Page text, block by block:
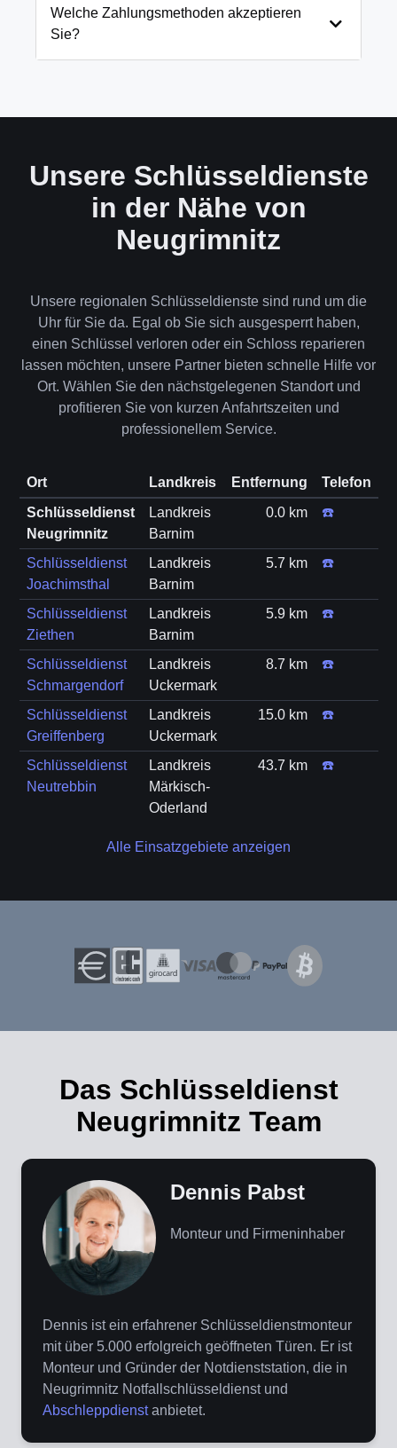
und öffnen Ihre Tür in 99% der Fälle
zerstörungsfrei. Nur in absoluten Ausnahmefällen,
Welche Zahlungsmethoden akzeptieren
Sie?
Unsere Schlüsseldienste
in der Nähe von
Neugrimnitz
Unsere regionalen Schlüsseldienste sind rund um die
Uhr für Sie da. Egal ob Sie sich ausgesperrt haben,
einen Schlüssel verloren oder ein Schloss reparieren
lassen möchten, unsere Partner bieten schnelle Hilfe vor
Ort. Wählen Sie den nächstgelegenen Standort und
profitieren Sie von kurzen Anfahrtszeiten und
professionellem Service.
Ort Landkreis Entfernung
Telefon
Schlüsseldienst
Neugrimnitz
Landkreis
Barnim
0.0 km ☎️
Schlüsseldienst
Joachimsthal
Landkreis
Barnim
5.7 km ☎️
Schlüsseldienst
Ziethen
Landkreis
Barnim
5.9 km ☎️
Schlüsseldienst
Schmargendorf
Landkreis
Uckermark
8.7 km ☎️
Schlüsseldienst
Greiffenberg
Landkreis
Uckermark
15.0 km ☎️
Schlüsseldienst
Neutrebbin
Landkreis
Märkisch-
Oderland
43.7 km ☎️
Alle Einsatzgebiete anzeigen
Das Schlüsseldienst
Neugrimnitz Team
Dennis Pabst
Monteur und Firmeninhaber
Dennis ist ein erfahrener Schlüsseldienstmonteur
mit über 5.000 erfolgreich geöffneten Türen. Er ist
Monteur und Gründer der Notdienststation, die in
Neugrimnitz Notfallschlüsseldienst und
Abschleppdienstanbietet.